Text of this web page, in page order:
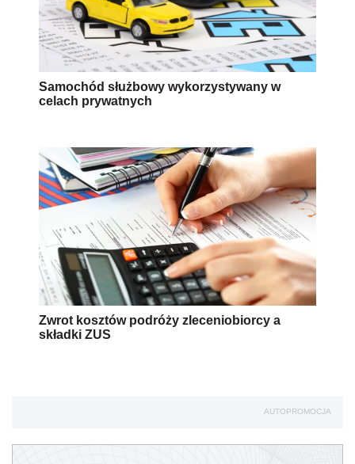
Samochód służbowy wykorzystywany w
celach prywatnych
Zwrot kosztów podróży zleceniobiorcy a
składki ZUS
AUTOPROMOCJA